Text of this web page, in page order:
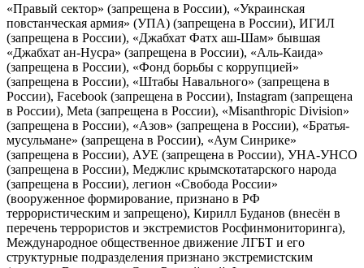
«Правый сектор» (запрещена в России), «Украинская
повстанческая армия» (УПА) (запрещена в России), ИГИЛ
(запрещена в России), «Джабхат Фатх аш-Шам» бывшая
«Джабхат ан-Нусра» (запрещена в России), «Аль-Каида»
(запрещена в России), «Фонд борьбы с коррупцией»
(запрещена в России), «Штабы Навального» (запрещена в
России), Facebook (запрещена в России), Instagram (запрещена
в России), Meta (запрещена в России), «Misanthropic Division»
(запрещена в России), «Азов» (запрещена в России), «Братья-
мусульмане» (запрещена в России), «Аум Синрике»
(запрещена в России), АУЕ (запрещена в России), УНА-УНСО
(запрещена в России), Меджлис крымскотатарского народа
(запрещена в России), легион «Свобода России»
(вооруженное формирование, признано в РФ
террористическим и запрещено), Кирилл Буданов (внесён в
перечень террористов и экстремистов Росфинмониторинга),
Международное общественное движение ЛГБТ и его
структурные подразделения признано экстремистским